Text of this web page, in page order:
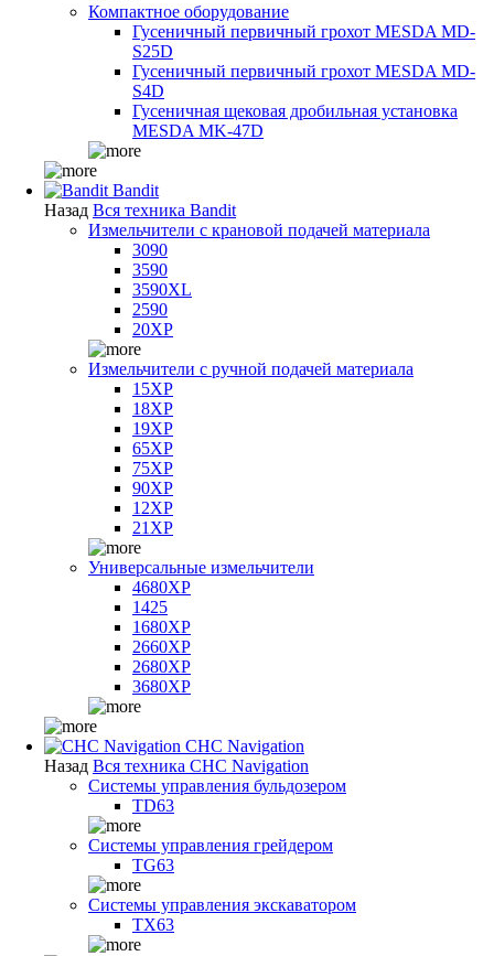
Компактное оборудование
Гусеничный первичный грохот MESDA MD-
S25D
Гусеничный первичный грохот MESDA MD-
S4D
Гусеничная щековая дробильная установка
MESDA MK-47D
Bandit
Назад Вся техника Bandit
Измельчители с крановой подачей материала
3090
3590
3590XL
2590
20XP
Измельчители с ручной подачей материала
15XP
18XP
19XP
65XP
75XP
90XP
12XP
21XP
Универсальные измельчители
4680XP
1425
1680XP
2660XP
2680XP
3680XP
CHC Navigation
Назад Вся техника CHC Navigation
Системы управления бульдозером
TD63
Системы управления грейдером
TG63
Системы управления экскаватором
TX63